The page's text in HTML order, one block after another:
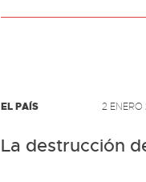
EL PAÍS 2 ENERO
La destrucción